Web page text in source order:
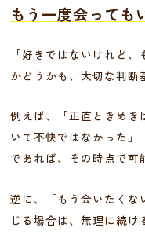
もう一度会っても
「好きではないけれど
かどうかも、大切な判断
例えば、「正直ときめき
いて不快ではなかった」
であれば、その時点で可
逆に、「もう会いたくな
じる場合は、無理に続け